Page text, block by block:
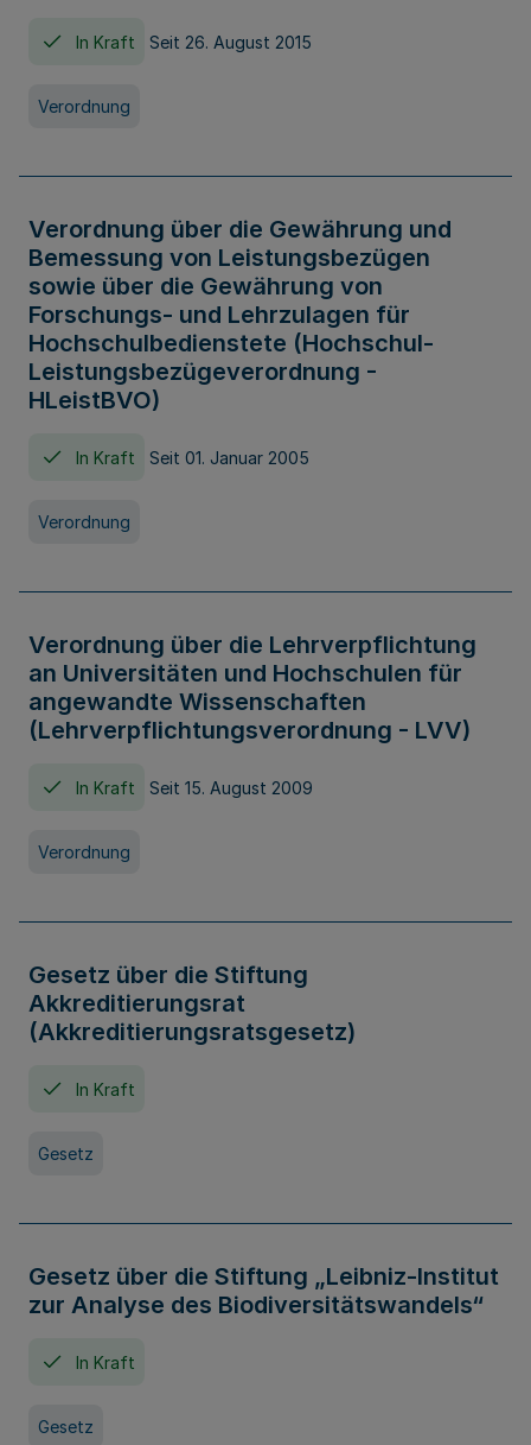
In Kraft Seit 26. August 2015
Verordnung
Verordnung über die Gewährung und
Bemessung von Leistungsbezügen
sowie über die Gewährung von
Forschungs- und Lehrzulagen für
Hochschulbedienstete (Hochschul-
Leistungsbezügeverordnung -
HLeistBVO)
In Kraft Seit 01. Januar 2005
Verordnung
Verordnung über die Lehrverpflichtung
an Universitäten und Hochschulen für
angewandte Wissenschaften
(Lehrverpflichtungsverordnung - LVV)
In Kraft Seit 15. August 2009
Verordnung
Gesetz über die Stiftung
Akkreditierungsrat
(Akkreditierungsratsgesetz)
In Kraft
Gesetz
Gesetz über die Stiftung „Leibniz-Institut
zur Analyse des Biodiversitätswandels“
In Kraft
Gesetz